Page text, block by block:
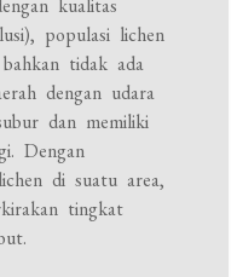
populasi lichen
tidak ada
dengan udara
dan memiliki
Dengan
di suatu area,
tingkat